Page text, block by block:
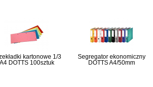
kartonowe 1/3
A4 DOTTS 100sztuk
Segregator ekonomiczny
DOTTS A4/50mm